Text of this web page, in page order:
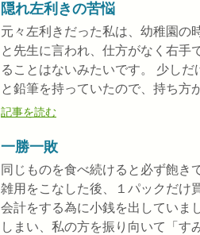
隠れ左利きの苦悩
元々左利きだった私は、幼稚園の
と先生に言われ、仕方がなく右手
ることはないみたいです。 少し
と鉛筆を持っていたので、持ち方
記事を読む
一勝一敗
同じものを食べ続けると必ず飽き
雑用をこなした後、１パックだけ
会計をする為に小銭を出していま
しまい、私の方を振り向いて「す